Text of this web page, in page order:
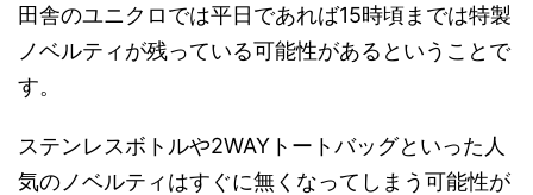
田舎のユニクロでは平日であれば15時頃までは特製
ノベルティが残っている可能性があるということで
す。
ステンレスボトルや2WAYトートバッグといった人
気のノベルティはすぐに無くなってしまう可能性が